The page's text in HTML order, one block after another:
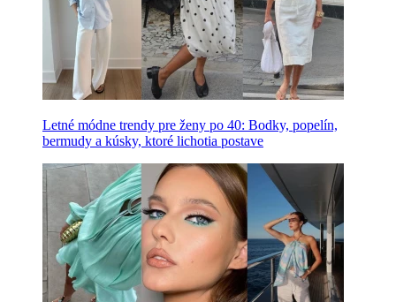
Letné módne trendy pre ženy po 40: Bodky, popelín,
bermudy a kúsky, ktoré lichotia postave